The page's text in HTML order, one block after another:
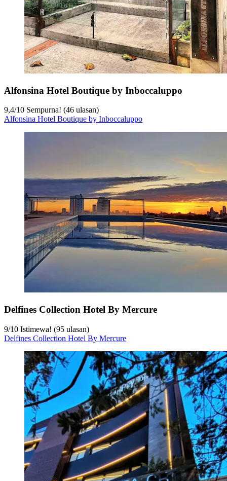
Alfonsina Hotel Boutique by Inboccaluppo
9,4/10 Sempurna! (46 ulasan)
Alfonsina Hotel Boutique by Inboccaluppo
Delfines Collection Hotel By Mercure
9/10 Istimewa! (95 ulasan)
Delfines Collection Hotel By Mercure